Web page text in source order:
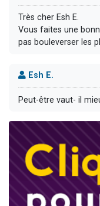
Très cher Esh E.
Vous faites une
pas bouleverser les
Esh E.
Peut-être vaut- il